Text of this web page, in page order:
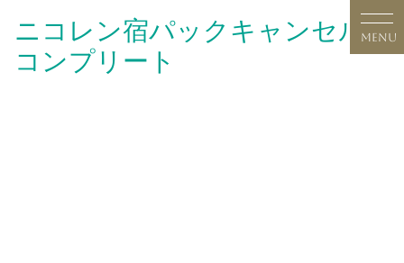
content
MENU
ニコレン宿パックキャンセル
コンプリート